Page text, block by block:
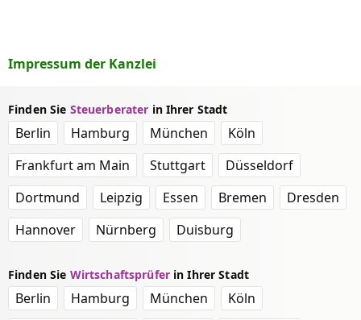
Impressum der Kanzlei
Finden Sie Steuerberater in Ihrer Stadt
Berlin Hamburg München
Köln
Frankfurt am Main
Stuttgart
Düsseldorf
Dortmund
Leipzig Essen Bremen
Dresden
Hannover
Nürnberg Duisburg
Finden Sie Wirtschaftsprüferin Ihrer Stadt
Berlin Hamburg München
Köln